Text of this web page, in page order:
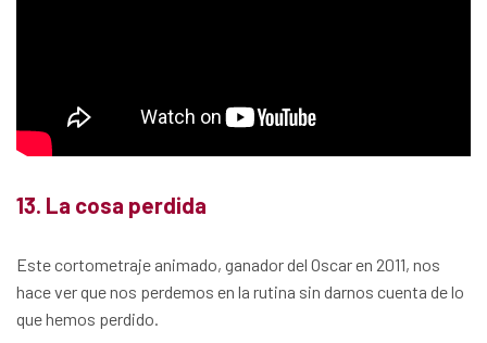
13. La cosa perdida
Este cortometraje animado, ganador del Oscar en 2011, nos
hace ver que nos perdemos en la rutina sin darnos cuenta de lo
que hemos perdido.